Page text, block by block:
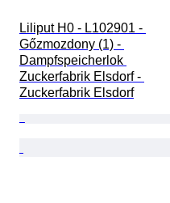
Liliput H0 - L102901 -
Gőzmozdony (1) -
Dampfspeicherlok
Zuckerfabrik Elsdorf -
Zuckerfabrik Elsdorf